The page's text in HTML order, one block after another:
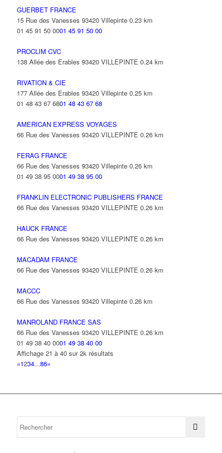
GUERBET FRANCE
15 Rue des Vanesses 93420 Villepinte 0.23 km
01 45 91 50 0001 45 91 50 00
PROCLIM CVC
138 Allée des Erables 93420 VILLEPINTE 0.24 km
RIVATION & CIE
177 Allée des Erables 93420 Villepinte 0.25 km
01 48 43 67 6801 48 43 67 68
AMERICAN EXPRESS VOYAGES
66 Rue des Vanesses 93420 VILLEPINTE 0.26 km
FERAG FRANCE
66 Rue des Vanesses 93420 Villepinte 0.26 km
01 49 38 95 0001 49 38 95 00
FRANKLIN ELECTRONIC PUBLISHERS FRANCE
66 Rue des Vanesses 93420 VILLEPINTE 0.26 km
HAUCK FRANCE
66 Rue des Vanesses 93420 VILLEPINTE 0.26 km
MACADAM FRANCE
66 Rue des Vanesses 93420 VILLEPINTE 0.26 km
MACCC
66 Rue des Vanesses 93420 Villepinte 0.26 km
MANROLAND FRANCE SAS
66 Rue des Vanesses 93420 VILLEPINTE 0.26 km
01 49 38 40 0001 49 38 40 00
Affichage 21 à 40 sur 2k résultats
«1234...86»